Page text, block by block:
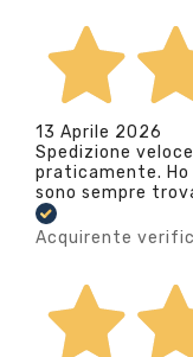
13 Aprile 2026
Spedizione
praticamente.
sono sempre
Acquirente